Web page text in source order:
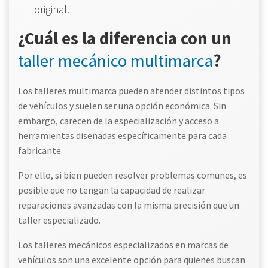
original.
¿Cuál es la diferencia con un
taller mecánico multimarca?
Los talleres multimarca pueden atender distintos tipos
de vehículos y suelen ser una opción económica. Sin
embargo, carecen de la especialización y acceso a
herramientas diseñadas específicamente para cada
fabricante.
Por ello, si bien pueden resolver problemas comunes, es
posible que no tengan la capacidad de realizar
reparaciones avanzadas con la misma precisión que un
taller especializado.
Los talleres mecánicos especializados en marcas de
vehículos son una excelente opción para quienes buscan